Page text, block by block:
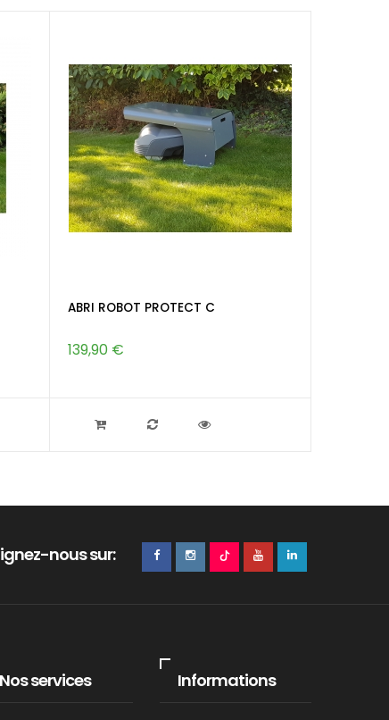
ABRI ROBOT PROTECT C
139,90 €
nous sur:
Nos services Informations